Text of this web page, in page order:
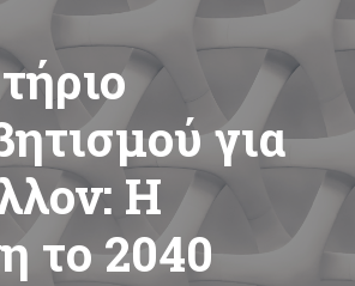
για
Η
το 2040